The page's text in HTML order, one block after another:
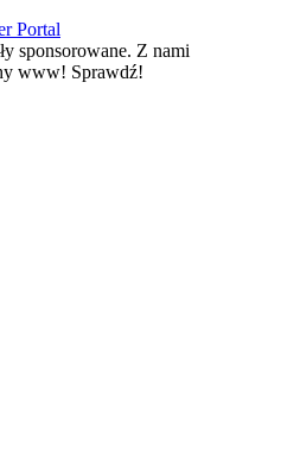
Portal
sponsorowane. Z nami
www! Sprawdź!